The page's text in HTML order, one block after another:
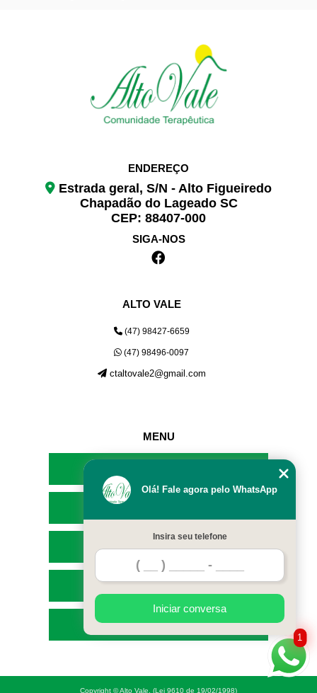
ENDEREÇO
Estrada geral, S/N - Alto Figueiredo
Chapadão do Lageado SC
CEP: 88407-000
SIGA-NOS
ALTO VALE
(47) 98427-6659
(47) 98496-0097
ctaltovale2@gmail.com
MENU
SERVIÇOS
MAPA DO SITE
Copyright © Alto Vale. (Lei 9610 de 19/02/1998)
1
Olá! Fale agora pelo WhatsApp
Insira seu telefone
Iniciar conversa